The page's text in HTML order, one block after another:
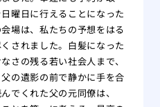
曜日に行えることになった
場は、私たちの予想をはる
されました。白髪になった
さの残る若い社会人まで、
の遺影の前で静かに手を合
でくれた父の元同僚は、